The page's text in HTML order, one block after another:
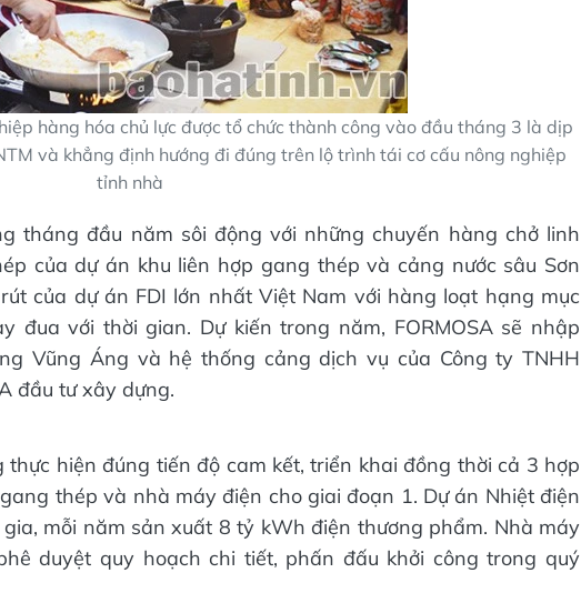
hàng hóa chủ lực được tổ chức thành công vào đầu tháng 3 là dịp
và khẳng định hướng đi đúng trên lộ trình tái cơ cấu nông nghiệp
tỉnh nhà
tháng đầu năm sôi động với những chuyến hàng chở linh
của dự án khu liên hợp gang thép và cảng nước sâu Sơn
của dự án FDI lớn nhất Việt Nam với hàng loạt hạng mục
đua với thời gian. Dự kiến trong năm, FORMOSA sẽ nhập
Vũng Áng và hệ thống cảng dịch vụ của Công ty TNHH
đầu tư xây dựng.
hiện đúng tiến độ cam kết, triển khai đồng thời cả 3 hợp
thép và nhà máy điện cho giai đoạn 1. Dự án Nhiệt điện
mỗi năm sản xuất 8 tỷ kWh điện thương phẩm. Nhà máy
duyệt quy hoạch chi tiết, phấn đấu khởi công trong quý